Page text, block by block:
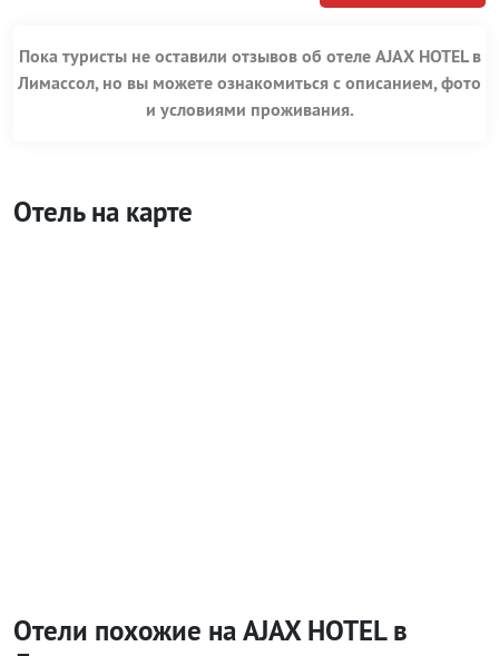
Пока туристы не оставили отзывов об отеле AJAX HOTEL в
Лимассол, но вы можете ознакомиться с описанием, фото
и условиями проживания.
Отель на карте
Отели похожие на AJAX HOTEL в